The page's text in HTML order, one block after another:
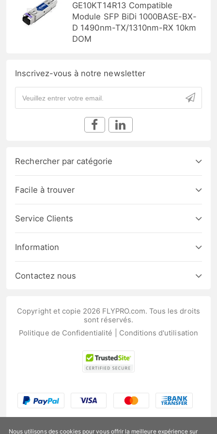
GE10KT14R13 Compatible
Module SFP BiDi 1000BASE-BX-
D 1490nm-TX/1310nm-RX 10km
DOM
Inscrivez-vous à notre newsletter
Rechercher par catégorie
Facile à trouver
Service Clients
Information
Contactez nous
Copyright et copie 2026 FLYPRO.com. Tous les droits
sont réservés.
Politique de Confidentialité
Conditions d'utilisation
Nous utilisons des cookies pour vous offrir la meilleure expérience sur